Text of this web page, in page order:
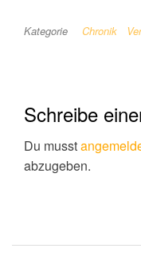
Kategorie Chronik
Schreibe
Du musst
abzugeben.